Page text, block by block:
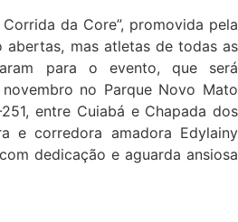
da Core”, promovida pela
abertas, mas atletas de todas as
para o evento, que será
no Parque Novo Mato
entre Cuiabá e Chapada dos
e corredora amadora Edylainy
dedicação e aguarda ansiosa